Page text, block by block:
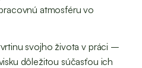
atmosféru vo
svojho života v práci –
dôležitou súčasťou ich